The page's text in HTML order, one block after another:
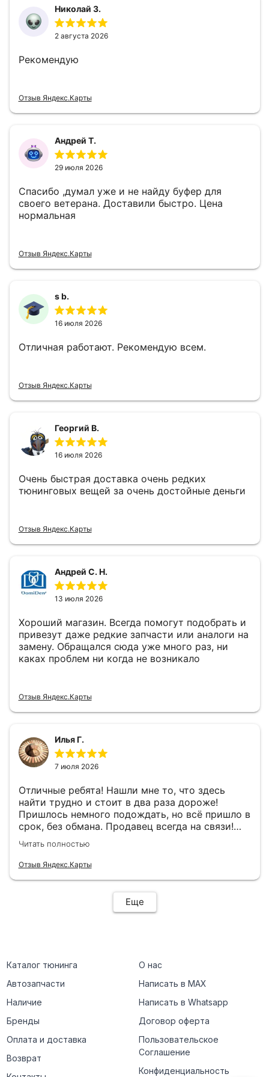
Николай З.
2 августа 2026
Рекомендую
Отзыв Яндекс.Карты
Андрей Т.
29 июля 2026
Спасибо ,думал уже и не найду буфер для
своего ветерана. Доставили быстро. Цена
нормальная
Отзыв Яндекс.Карты
s b.
16 июля 2026
Отличная работают. Рекомендую всем.
Отзыв Яндекс.Карты
Георгий В.
16 июля 2026
Очень быстрая доставка очень редких
тюнинговых вещей за очень достойные деньги
Отзыв Яндекс.Карты
Андрей С. Н.
13 июля 2026
Хороший магазин. Всегда помогут подобрать и
привезут даже редкие запчасти или аналоги на
замену. Обращался сюда уже много раз, ни
каках проблем ни когда не возникало
Отзыв Яндекс.Карты
Илья Г.
7 июля 2026
Отличные ребята! Нашли мне то, что здесь
найти трудно и стоит в два раза дороже!
Пришлось немного подождать, но всё пришло в
срок, без обмана. Продавец всегда на связи!
Буду ещё обращаться! 👍
Читать полностью
Отзыв Яндекс.Карты
Еще
Каталог тюнинга
Автозапчасти
Наличие
Бренды
Оплата и доставка
Возврат
О нас
Написать в MAX
Написать в Whatsapp
Договор оферта
Пользовательское
Соглашение
Конфиденциальность